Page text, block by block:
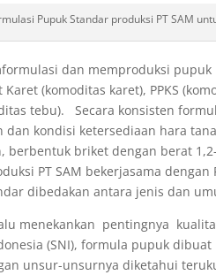
Pupuk Standar produksi PT SAM
dan memproduksi
(komoditas karet), PPKS
tebu). Secara konsisten
dan kondisi ketersediaan hara
berbentuk briket dengan berat
PT SAM bekerjasama
dibedakan antara jenis dan
menekankan pentingnya
(SNI), formula pupuk
unsur-unsurnya diketahui